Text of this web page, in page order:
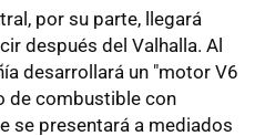
por su parte, llegará
después del Valhalla. Al
desarrollará un "motor V6
de combustible con
se presentará a mediados